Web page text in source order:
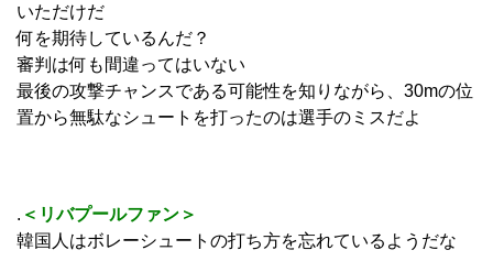
いただけだ
何を期待しているんだ？
審判は何も間違ってはいない
最後の攻撃チャンスである可能性を知りながら、30mの位
置から無駄なシュートを打ったのは選手のミスだよ
. ＜リバプールファン＞
韓国人はボレーシュートの打ち方を忘れているようだな